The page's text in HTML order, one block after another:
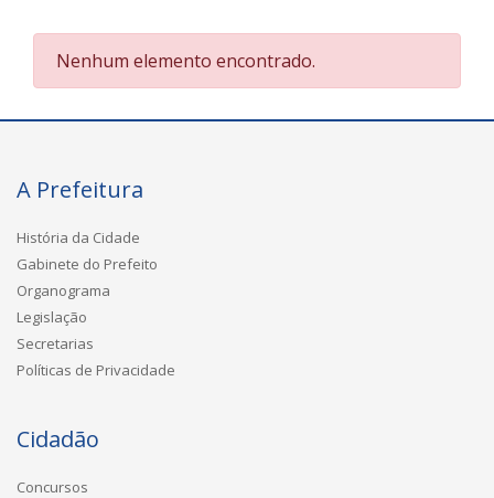
Nenhum elemento encontrado.
A Prefeitura
História da Cidade
Gabinete do Prefeito
Organograma
Legislação
Secretarias
Políticas de Privacidade
Cidadão
Concursos